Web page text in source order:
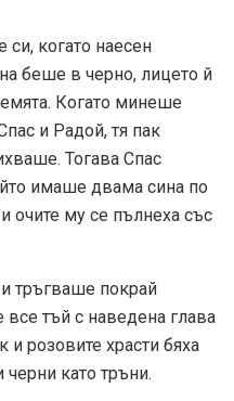
си, когато наесен
беше в черно, лицето й
Когато минеше
и Радой, тя пак
Тогава Спас
имаше двама сина по
очите му се пълнеха със
тръгваше покрай
тъй с наведена глава
розовите храсти бяха
като тръни.